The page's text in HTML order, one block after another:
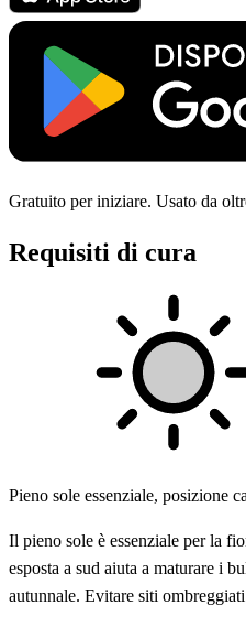
Gratuito per iniziare. Usato da
Requisiti di cura
Pieno sole essenziale, posizione
Il pieno sole è essenziale per la
esposta a sud aiuta a maturare i
autunnale. Evitare siti